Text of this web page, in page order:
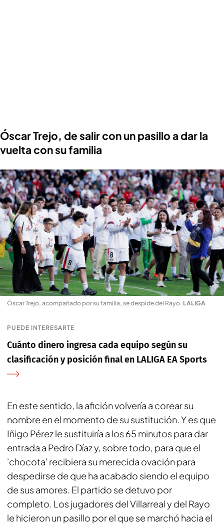
Óscar Trejo, de salir con un pasillo a dar la
vuelta con su familia
Óscar Trejo, acompañado por su familia, se despide del Rayo. LALIGA
PUEDE INTERESARTE
Cuánto dinero ingresa cada equipo según su
clasificación y posición final en LALIGA EA Sports
En este sentido, la afición volvería a corear su
nombre en el momento de su sustitución. Y es que
Iñigo Pérez le sustituiría a los 65 minutos para dar
entrada a Pedro Díaz y, sobre todo, para que el
'chocota' recibiera su merecida ovación para
despedirse de que ha acabado siendo el equipo
de sus amores. El partido se detuvo por
completo. Los jugadores del Villarreal y del Rayo
le hicieron un pasillo por el que se marchó hacia el